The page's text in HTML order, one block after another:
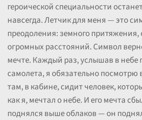
героической специальности
навсегда. Летчик для меня — это
преодоления: земного притяжения,
огромных расстояний. Символ
мечте. Каждый раз, услышав в небе
самолета, я обязательно посмотрю
там, в кабине, сидит человек,
как я, мечтал о небе. И его мечта
поднялся выше облаков — он